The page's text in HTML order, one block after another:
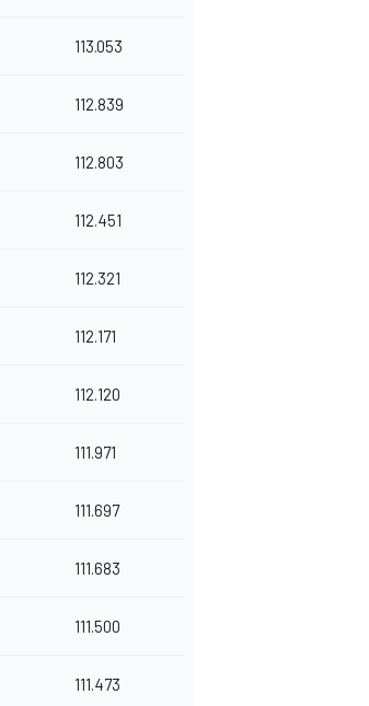
113.053
112.839
112.803
112.451
112.321
112.171
112.120
111.971
111.697
111.683
111.500
111.473